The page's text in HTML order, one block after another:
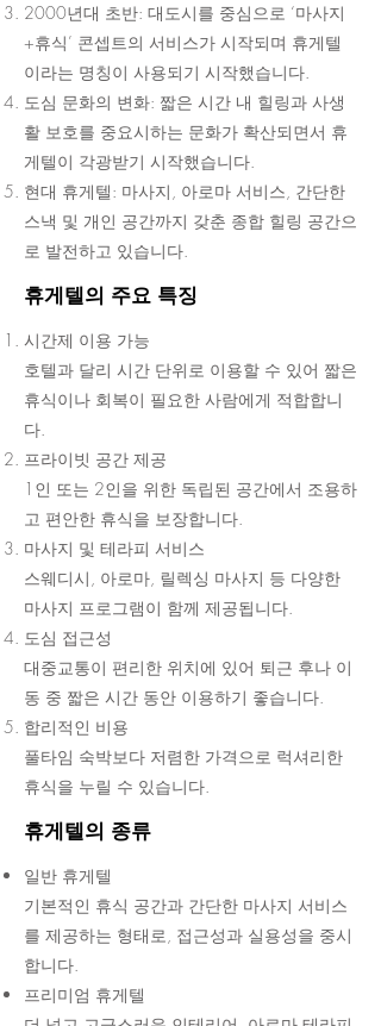
2000년대 초반: 대도시를 중심으로 ‘마사지
+휴식’ 콘셉트의 서비스가 시작되며 휴게텔
이라는 명칭이 사용되기 시작했습니다.
도심 문화의 변화: 짧은 시간 내 힐링과 사생
활 보호를 중요시하는 문화가 확산되면서 휴
게텔이 각광받기 시작했습니다.
현대 휴게텔: 마사지, 아로마 서비스, 간단한
스낵 및 개인 공간까지 갖춘 종합 힐링 공간으
로 발전하고 있습니다.
휴게텔의 주요 특징
시간제 이용 가능
호텔과 달리 시간 단위로 이용할 수 있어 짧은
휴식이나 회복이 필요한 사람에게 적합합니
다.
프라이빗 공간 제공
1인 또는 2인을 위한 독립된 공간에서 조용하
고 편안한 휴식을 보장합니다.
마사지 및 테라피 서비스
스웨디시, 아로마, 릴렉싱 마사지 등 다양한
마사지 프로그램이 함께 제공됩니다.
도심 접근성
대중교통이 편리한 위치에 있어 퇴근 후나 이
동 중 짧은 시간 동안 이용하기 좋습니다.
합리적인 비용
풀타임 숙박보다 저렴한 가격으로 럭셔리한
휴식을 누릴 수 있습니다.
휴게텔의 종류
일반 휴게텔
기본적인 휴식 공간과 간단한 마사지 서비스
를 제공하는 형태로, 접근성과 실용성을 중시
합니다.
프리미엄 휴게텔